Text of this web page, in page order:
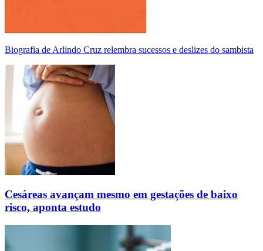
Biografia de Arlindo Cruz relembra sucessos e deslizes do sambista
Cesáreas avançam mesmo em gestações de baixo
risco, aponta estudo